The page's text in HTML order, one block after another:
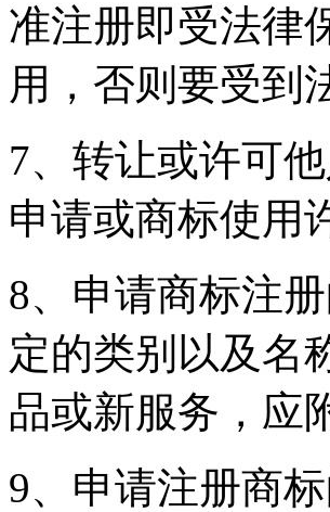
准注册即受法律
用，否则要受到
7、转让或许可
申请或商标使用
8、申请商标注
定的类别以及名
品或新服务，应
9、申请注册商